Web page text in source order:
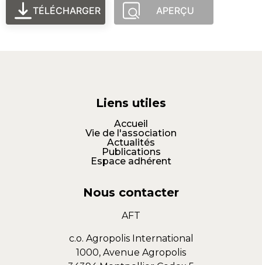
TÉLÉCHARGER APERÇU
Liens utiles
Accueil
Vie de l'association
Actualités
Publications
Espace adhérent
Nous contacter
AFT
c.o. Agropolis International
1000, Avenue Agropolis